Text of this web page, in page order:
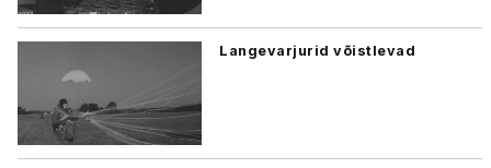
Langevarjurid võistlevad